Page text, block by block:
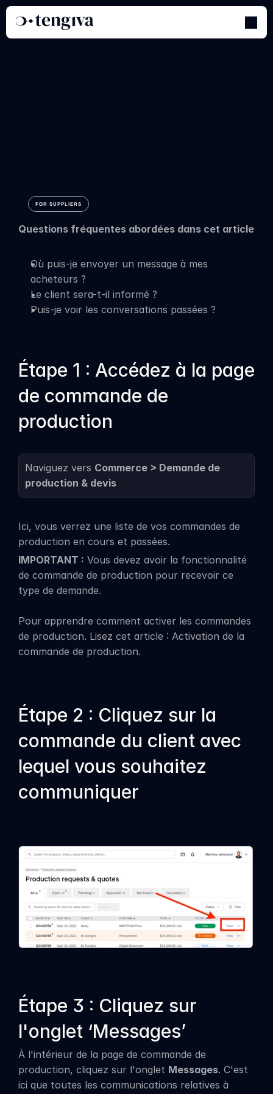
FOR SUPPLIERS
Questions fréquentes abordées dans cet article
Où puis-je envoyer un message à mes
acheteurs ?
Le client sera-t-il informé ?
Puis-je voir les conversations passées ?
Étape 1 : Accédez à la page
de commande de
production
Naviguez vers Commerce > Demande de
production & devis
Ici, vous verrez une liste de vos commandes de
production en cours et passées.
IMPORTANT : Vous devez avoir la fonctionnalité
de commande de production pour recevoir ce
type de demande.
Pour apprendre comment activer les commandes
de production. Lisez cet article : Activation de la
commande de production.
Étape 2 : Cliquez sur la
commande du client avec
lequel vous souhaitez
communiquer
Étape 3 : Cliquez sur
l'onglet ‘Messages’
À l'intérieur de la page de commande de
production, cliquez sur l'onglet Messages. C'est
ici que toutes les communications relatives à